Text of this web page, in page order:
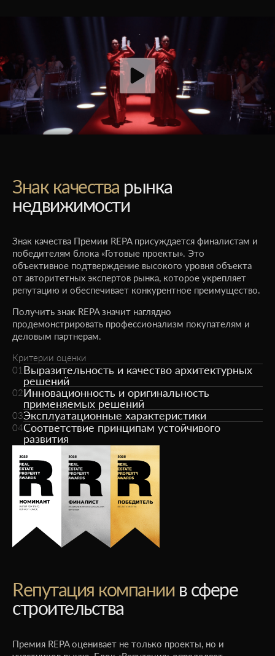
Знак качества рынка
недвижимости
Знак качества Премии REPA присуждается финалистам и
победителям блока «Готовые проекты». Это
объективное подтверждение высокого уровня объекта
от авторитетных экспертов рынка, которое укрепляет
репутацию и обеспечивает конкурентное преимущество.
Получить знак REPA значит наглядно
продемонстрировать профессионализм покупателям и
деловым партнерам.
Критерии оценки
01 Выразительность и качество архитектурных
решений
02Инновационность и оригинальность
применяемых решений
03Эксплуатационные характеристики
04Соответствие принципам устойчивого
развития
Rепутация компаниив сфере
строительства
Премия REPA оценивает не только проекты, но и